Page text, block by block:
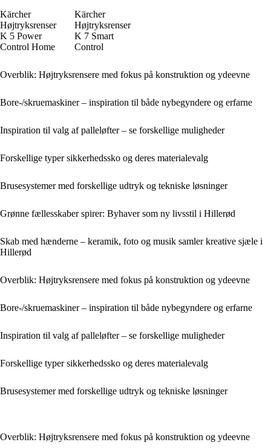
Kärcher
Højtryksrenser
K 5 Power
Control Home
Kärcher
Højtryksrenser
K 7 Smart
Control
Overblik: Højtryksrensere med fokus på konstruktion og ydeevne
Bore-/skruemaskiner – inspiration til både nybegyndere og erfarne
Inspiration til valg af palleløfter – se forskellige muligheder
Forskellige typer sikkerhedssko og deres materialevalg
Brusesystemer med forskellige udtryk og tekniske løsninger
Grønne fællesskaber spirer: Byhaver som ny livsstil i Hillerød
Skab med hænderne – keramik, foto og musik samler kreative sjæle i
Hillerød
Overblik: Højtryksrensere med fokus på konstruktion og ydeevne
Bore-/skruemaskiner – inspiration til både nybegyndere og erfarne
Inspiration til valg af palleløfter – se forskellige muligheder
Forskellige typer sikkerhedssko og deres materialevalg
Brusesystemer med forskellige udtryk og tekniske løsninger
Overblik: Højtryksrensere med fokus på konstruktion og ydeevne